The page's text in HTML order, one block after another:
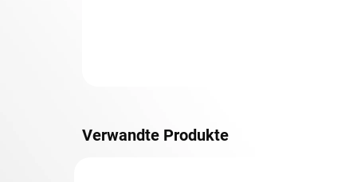
Verwandte Produkte